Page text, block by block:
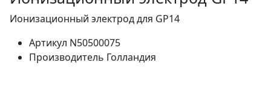
Ионизационный электрод для GP14
Артикул N50500075
Производитель Голландия